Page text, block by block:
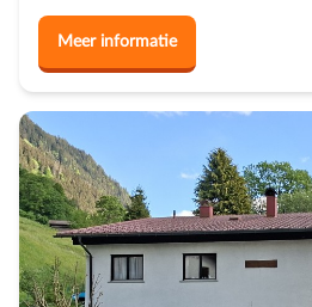
Meer informatie